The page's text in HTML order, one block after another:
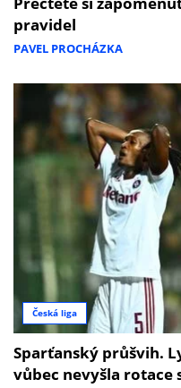
pravidel
PAVEL PROCHÁZKA
Česká liga
Sparťanský průšvih.
vůbec nevyšla rotace